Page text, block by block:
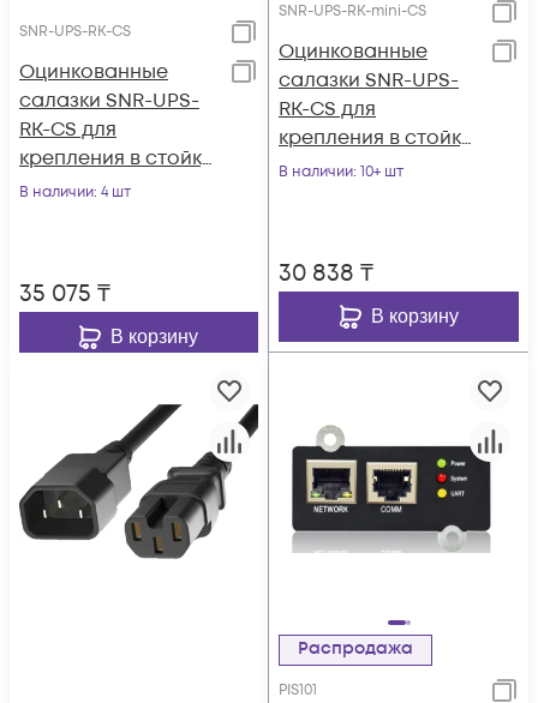
SNR-UPS-RK-CS
Оцинкованные
салазки SNR-UPS-
RK-CS для
крепления в стойку
ИБП серии SNR-UPS
В наличии: 4 шт
35 075 ₸
В корзину
SNR-UPS-RK-mini-CS
Оцинкованные
cалазки SNR-UPS-
RK-CS для
крепления в стойку
глубиной 600-
В наличии: 10+ шт
30 838 ₸
В корзину
Распродажа
PIS101